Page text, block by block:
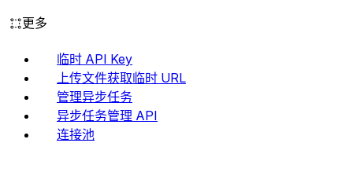
更多
临时 API Key
上传文件获取临时 URL
管理异步任务
异步任务管理 API
连接池